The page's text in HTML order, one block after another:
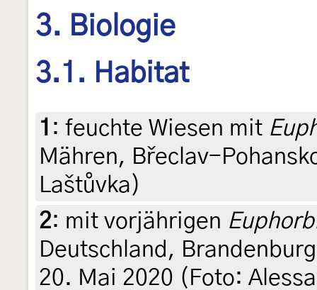
3. Biologie
3.1. Habitat
1 : feuchte Wiesen mit
Mähren, Břeclav-
Laštůvka)
2: mit vorjährigen
Deutschland,
20. Mai 2020 (Foto: